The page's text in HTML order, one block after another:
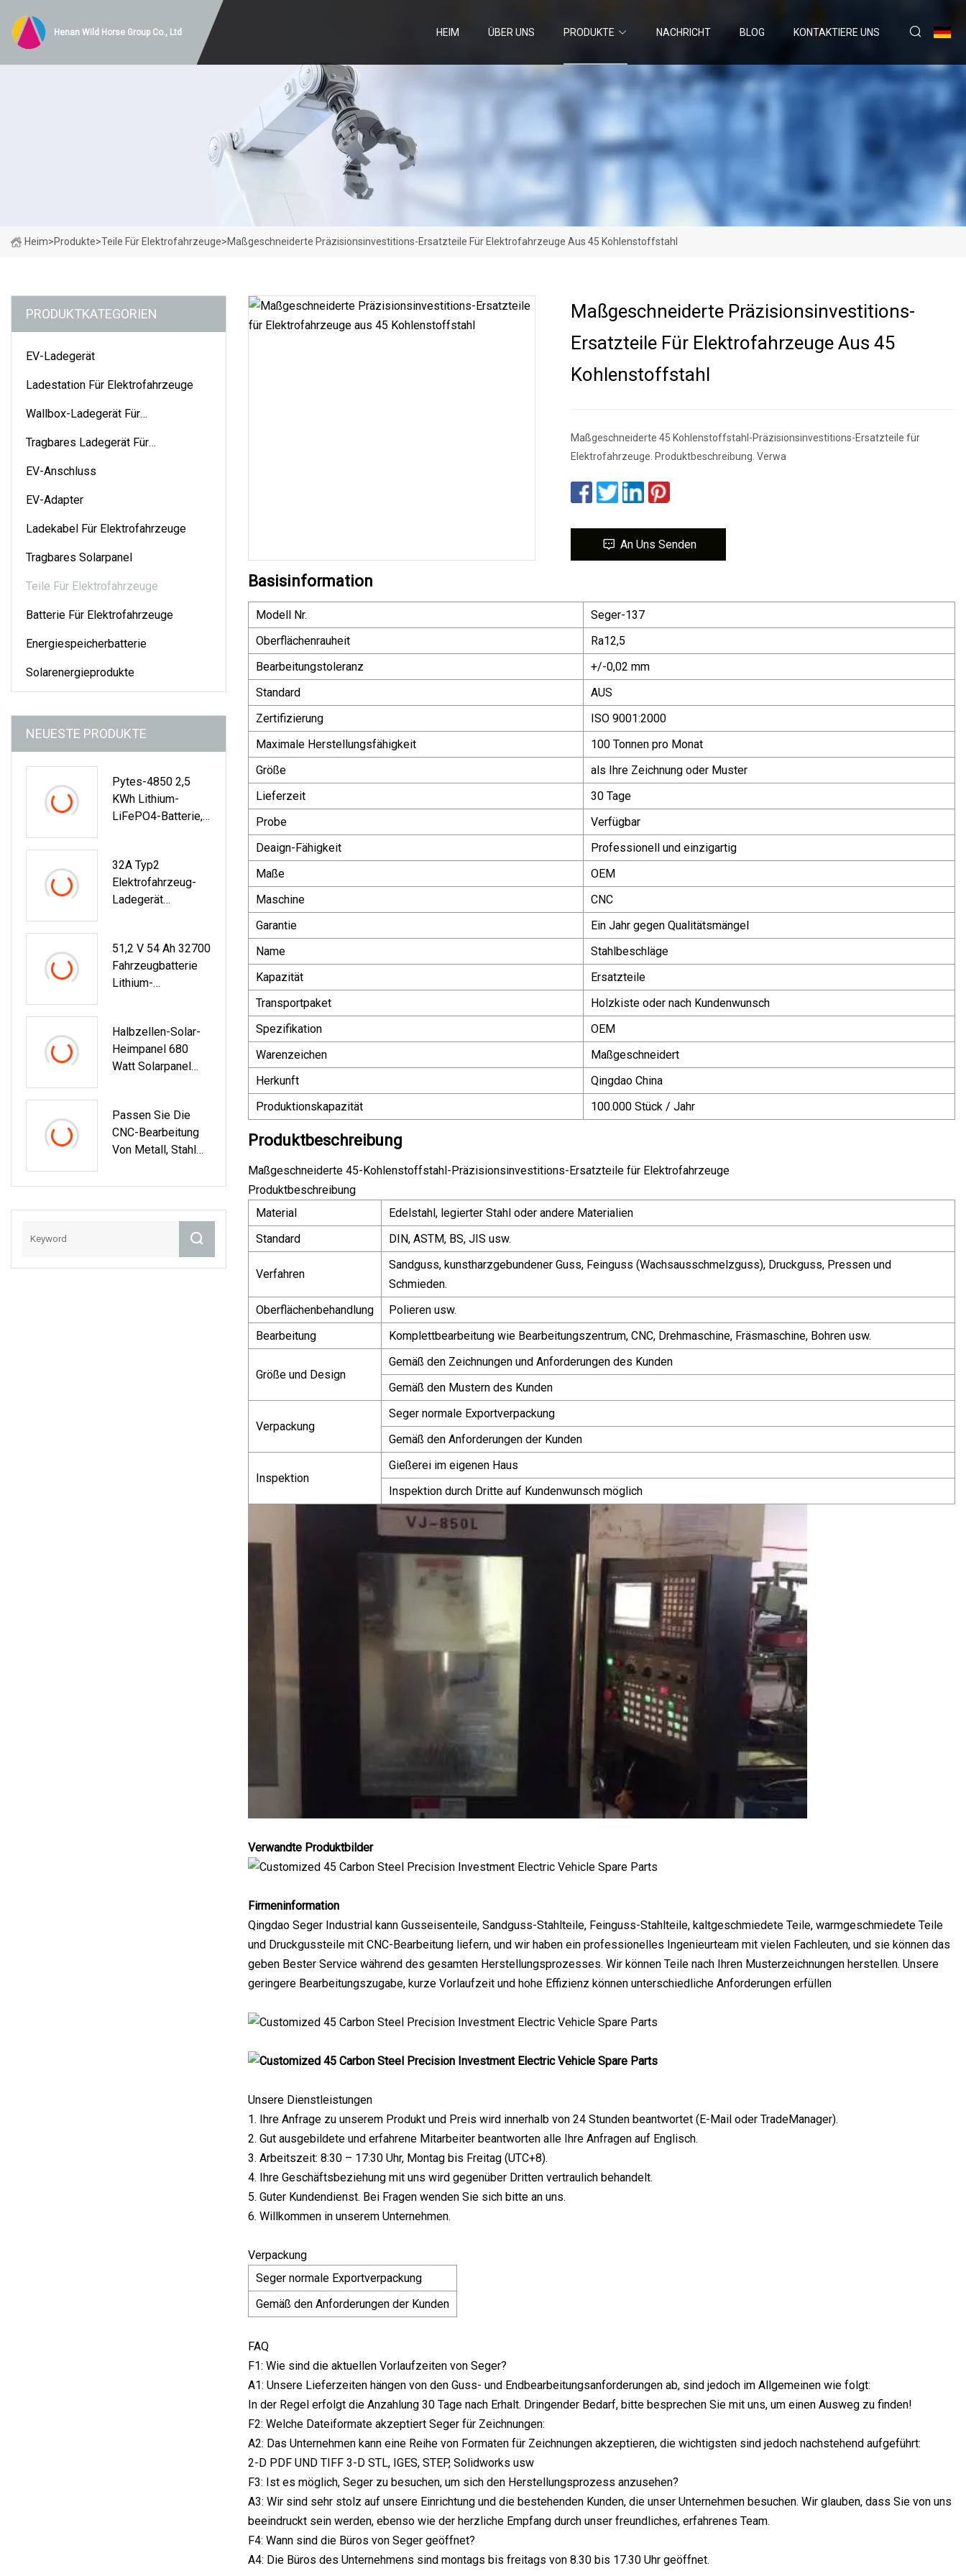
Henan Wild Horse Group Co., Ltd HEIM ÜBER UNS PRODUKTE NACHRICHT BLOG KONTAKTIERE UNS
Heim>Produkte>Teile Für Elektrofahrzeuge>Maßgeschneiderte Präzisionsinvestitions-Ersatzteile Für Elektrofahrzeuge Aus 45 Kohlenstoffstahl
PRODUKTKATEGORIEN
EV-Ladegerät
Ladestation Für Elektrofahrzeuge
Wallbox-Ladegerät Für
Tragbares Ladegerät Für
EV-Anschluss
EV-Adapter
Ladekabel Für Elektrofahrzeuge
Tragbares Solarpanel
Teile Für Elektrofahrzeuge
Batterie Für Elektrofahrzeuge
Energiespeicherbatterie
Solarenergieprodukte
NEUESTE PRODUKTE
Pytes-4850 2,5
KWh Lithium-
LiFePO4-Batterie,
Solarenergieproduk
Te OEM
32A Typ2
Elektrofahrzeug-
Ladegerät
Display EV-
Ladegerät
51,2 V 54 Ah 32700
Fahrzeugbatterie
Lithium-
Kapazität
Anwendungsbereic
H
Halbzellen-Solar-
Heimpanel 680
Watt Solarpanel
Passen Sie Die
CNC-Bearbeitung
Von Metall, Stahl
Automobil-
Halterung,
Maßgeschneiderte Präzisionsinvestitions-
Ersatzteile Für Elektrofahrzeuge Aus 45
Kohlenstoffstahl
Maßgeschneiderte 45 Kohlenstoffstahl-Präzisionsinvestitions-Ersatzteile für
Elektrofahrzeuge. Produktbeschreibung. Verwa
An Uns Senden
Basisinformation
Modell Nr.
Seger-137
Oberflächenrauheit
Ra12,5
Bearbeitungstoleranz
+/-0,02 mm
Standard
AUS
Zertifizierung
ISO 9001:2000
Maximale Herstellungsfähigkeit
100 Tonnen pro Monat
Größe
als Ihre Zeichnung oder Muster
Lieferzeit
30 Tage
Probe
Verfügbar
Deaign-Fähigkeit
Professionell und einzigartig
Maße
OEM
Maschine
CNC
Garantie
Ein Jahr gegen Qualitätsmängel
Name
Stahlbeschläge
Kapazität
Ersatzteile
Transportpaket
Holzkiste oder nach Kundenwunsch
Spezifikation
OEM
Warenzeichen
Maßgeschneidert
Herkunft
Qingdao China
Produktionskapazität
100.000 Stück / Jahr
Produktbeschreibung
Maßgeschneiderte 45-Kohlenstoffstahl-Präzisionsinvestitions-Ersatzteile für Elektrofahrzeuge
Produktbeschreibung
Material
Edelstahl, legierter Stahl oder andere Materialien
Standard
DIN, ASTM, BS, JIS usw.
Verfahren
Sandguss, kunstharzgebundener Guss, Feinguss (Wachsausschmelzguss), Druckguss, Pressen und
Schmieden.
Oberflächenbehandlung
Polieren usw.
Bearbeitung
Komplettbearbeitung wie Bearbeitungszentrum, CNC, Drehmaschine, Fräsmaschine, Bohren usw.
Größe und Design
Gemäß den Zeichnungen und Anforderungen des Kunden
Gemäß den Mustern des Kunden
Verpackung
Seger normale Exportverpackung
Gemäß den Anforderungen der Kunden
Inspektion
Gießerei im eigenen Haus
Inspektion durch Dritte auf Kundenwunsch möglich
Verwandte Produktbilder
Firmeninformation
Qingdao Seger Industrial kann Gusseisenteile, Sandguss-Stahlteile, Feinguss-Stahlteile, kaltgeschmiedete Teile, warmgeschmiedete Teile
und Druckgussteile mit CNC-Bearbeitung liefern, und wir haben ein professionelles Ingenieurteam mit vielen Fachleuten, und sie können das
geben Bester Service während des gesamten Herstellungsprozesses. Wir können Teile nach Ihren Musterzeichnungen herstellen. Unsere
geringere Bearbeitungszugabe, kurze Vorlaufzeit und hohe Effizienz können unterschiedliche Anforderungen erfüllen
Unsere Dienstleistungen
1. Ihre Anfrage zu unserem Produkt und Preis wird innerhalb von 24 Stunden beantwortet (E-Mail oder TradeManager).
2. Gut ausgebildete und erfahrene Mitarbeiter beantworten alle Ihre Anfragen auf Englisch.
3. Arbeitszeit: 8:30 – 17:30 Uhr, Montag bis Freitag (UTC+8).
4. Ihre Geschäftsbeziehung mit uns wird gegenüber Dritten vertraulich behandelt.
5. Guter Kundendienst. Bei Fragen wenden Sie sich bitte an uns.
6. Willkommen in unserem Unternehmen.
Verpackung
Seger normale Exportverpackung
Gemäß den Anforderungen der Kunden
FAQ
F1: Wie sind die aktuellen Vorlaufzeiten von Seger?
A1: Unsere Lieferzeiten hängen von den Guss- und Endbearbeitungsanforderungen ab, sind jedoch im Allgemeinen wie folgt:
In der Regel erfolgt die Anzahlung 30 Tage nach Erhalt. Dringender Bedarf, bitte besprechen Sie mit uns, um einen Ausweg zu finden!
F2: Welche Dateiformate akzeptiert Seger für Zeichnungen:
A2: Das Unternehmen kann eine Reihe von Formaten für Zeichnungen akzeptieren, die wichtigsten sind jedoch nachstehend aufgeführt:
2-D PDF UND TIFF 3-D STL, IGES, STEP, Solidworks usw
F3: Ist es möglich, Seger zu besuchen, um sich den Herstellungsprozess anzusehen?
A3: Wir sind sehr stolz auf unsere Einrichtung und die bestehenden Kunden, die unser Unternehmen besuchen. Wir glauben, dass Sie von uns
beeindruckt sein werden, ebenso wie der herzliche Empfang durch unser freundliches, erfahrenes Team.
F4: Wann sind die Büros von Seger geöffnet?
A4: Die Büros des Unternehmens sind montags bis freitags von 8.30 bis 17.30 Uhr geöffnet.